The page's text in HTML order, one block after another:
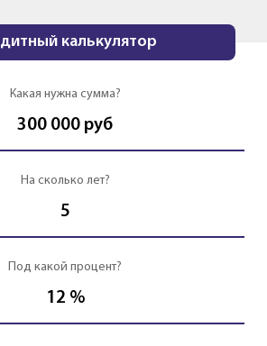
калькулятор
Какая нужна сумма?
300 000 руб
На сколько лет?
5
Под какой процент?
12 %